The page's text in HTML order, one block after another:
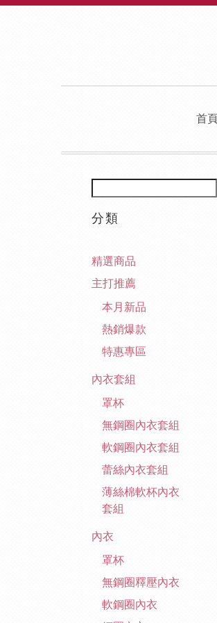
首頁
分類
精選商品
主打推薦
本月新品
熱銷爆款
特惠專區
內衣套組
罩杯
無鋼圈內衣套組
軟鋼圈內衣套組
蕾絲內衣套組
薄絲棉軟杯內衣
套組
內衣
罩杯
無鋼圈釋壓內衣
軟鋼圈內衣